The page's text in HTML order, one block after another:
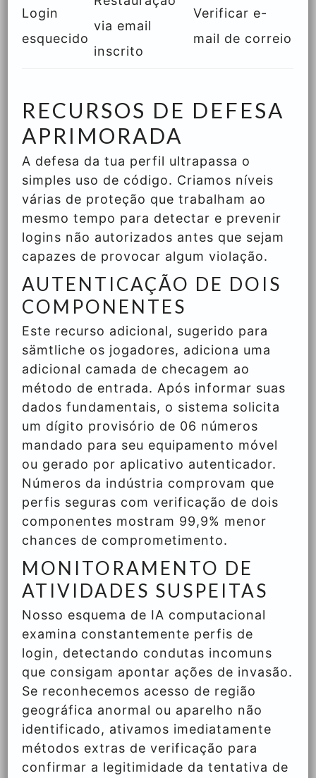
Login
esquecido
via email
inscrito
Verificar e-
mail de correio
RECURSOS DE DEFESA
APRIMORADA
A defesa da tua perfil ultrapassa o
simples uso de código. Criamos níveis
várias de proteção que trabalham ao
mesmo tempo para detectar e prevenir
logins não autorizados antes que sejam
capazes de provocar algum violação.
AUTENTICAÇÃO DE DOIS
COMPONENTES
Este recurso adicional, sugerido para
sämtliche os jogadores, adiciona uma
adicional camada de checagem ao
método de entrada. Após informar suas
dados fundamentais, o sistema solicita
um dígito provisório de 06 números
mandado para seu equipamento móvel
ou gerado por aplicativo autenticador.
Números da indústria comprovam que
perfis seguras com verificação de dois
componentes mostram 99,9% menor
chances de comprometimento.
MONITORAMENTO DE
ATIVIDADES SUSPEITAS
Nosso esquema de IA computacional
examina constantemente perfis de
login, detectando condutas incomuns
que consigam apontar ações de invasão.
Se reconhecemos acesso de região
geográfica anormal ou aparelho não
identificado, ativamos imediatamente
métodos extras de verificação para
confirmar a legitimidade da tentativa de